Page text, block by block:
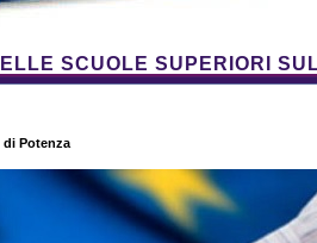
SCUOLE SUPERIORI
di Potenza